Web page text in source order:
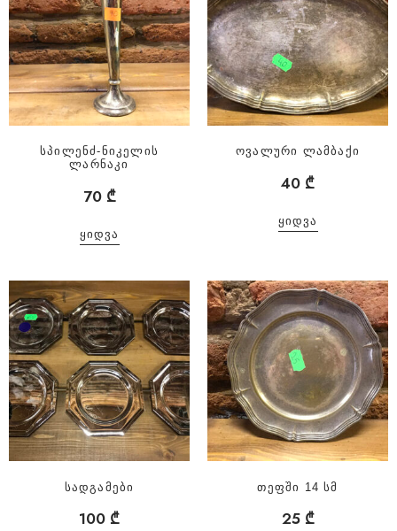
სპილენძ-ნიკელის
ლარნაკი
70 ₾
ᲧᲘᲓᲕᲐ
ოვალური ლამბაქი
40 ₾
ᲧᲘᲓᲕᲐ
სადგამები
100 ₾
თეფში 14 სმ
25 ₾